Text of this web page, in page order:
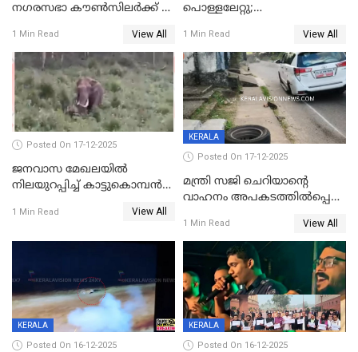
നഗരസഭാ കൗൺസിലർക്ക് 36
1 Min Read View All
പൊള്ളലേറ്റു;
ക്ലാസ് വിദ്യാർത്ഥിനി മരിച്ചു
1 Min Read View All
Posted On 17-12-2025
ജനവാസ മേഖലയില്‍
നിലയുറപ്പിച്ച് കാട്ടുകൊമ്പന്‍
1 Min Read View All
KERALA
Posted On 17-12-2025
മന്ത്രി സജി ചെറിയാന്റെ
വാഹനം അപകടത്തിൽപ്പെട്ടു;
രക്ഷപ്പെട്ടത് തലനാരിടയ്ക്ക്
1 Min Read View All
KERALA
Posted On 16-12-2025
KERALA
Posted On 16-12-2025